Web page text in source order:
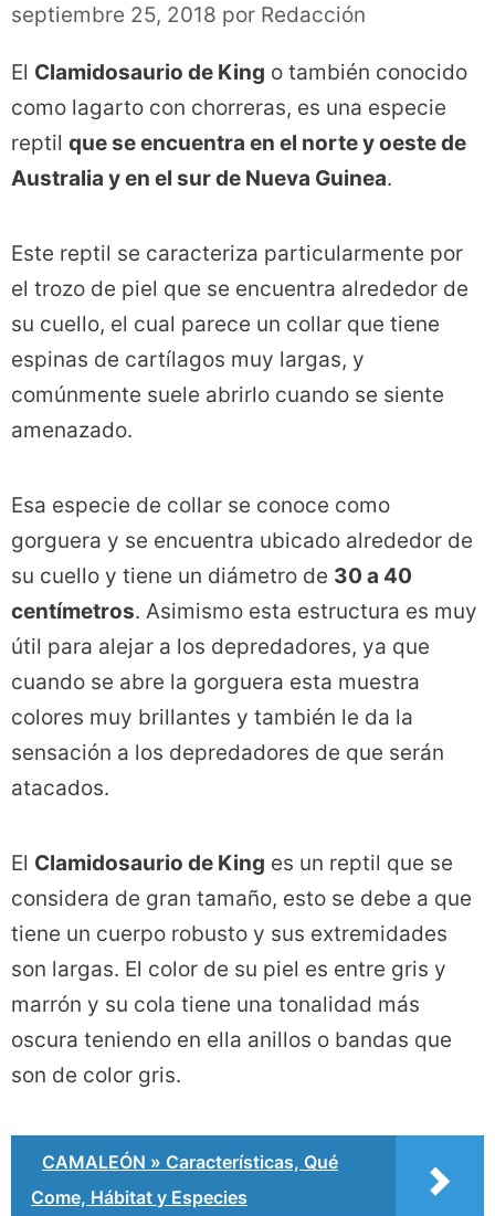
septiembre 25, 2018 por Redacción
El Clamidosaurio de King o también conocido
como lagarto con chorreras, es una especie
reptil que se encuentra en el norte y oeste de
Australia y en el sur de Nueva Guinea.
Este reptil se caracteriza particularmente por
el trozo de piel que se encuentra alrededor de
su cuello, el cual parece un collar que tiene
espinas de cartílagos muy largas, y
comúnmente suele abrirlo cuando se siente
amenazado.
Esa especie de collar se conoce como
gorguera y se encuentra ubicado alrededor de
su cuello y tiene un diámetro de 30 a 40
centímetros. Asimismo esta estructura es muy
útil para alejar a los depredadores, ya que
cuando se abre la gorguera esta muestra
colores muy brillantes y también le da la
sensación a los depredadores de que serán
atacados.
El Clamidosaurio de King es un reptil que se
considera de gran tamaño, esto se debe a que
tiene un cuerpo robusto y sus extremidades
son largas. El color de su piel es entre gris y
marrón y su cola tiene una tonalidad más
oscura teniendo en ella anillos o bandas que
son de color gris.
CAMALEÓN » Características, Qué
Come, Hábitat y Especies